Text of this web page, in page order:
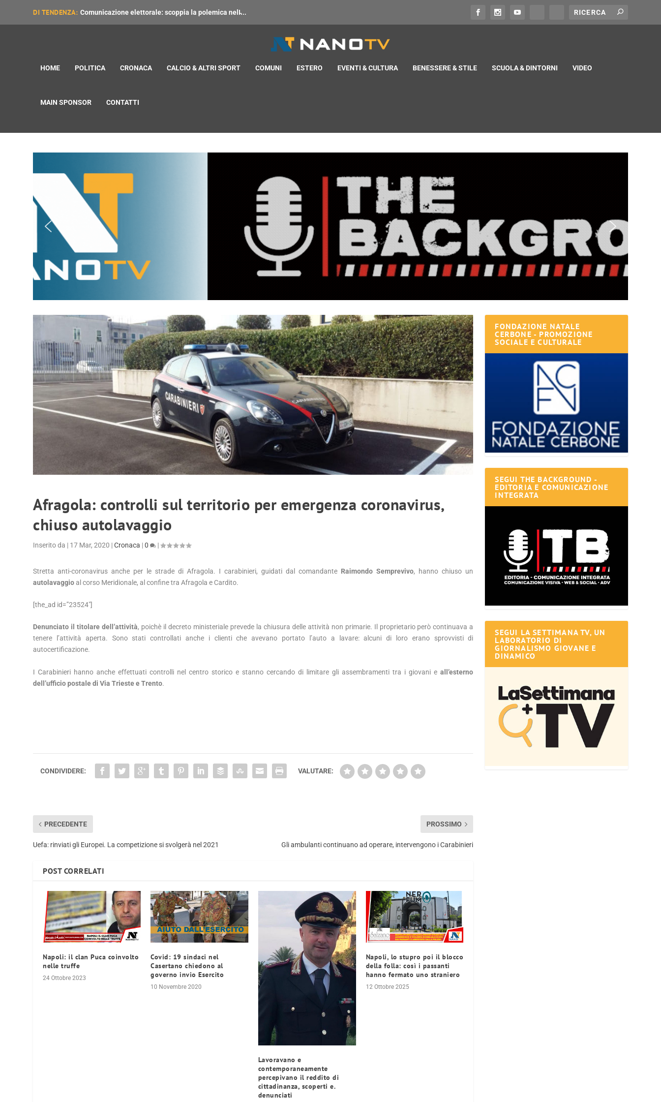
DI TENDENZA: Comunicazione elettorale: scoppia la polemica nell̵...
HOME POLITICA CRONACA CALCIO & ALTRI SPORT COMUNI ESTERO EVENTI & CULTURA BENESSERE & STILE SCUOLA & DINTORNI VIDEO
MAIN SPONSOR CONTATTI
Afragola: controlli sul territorio per emergenza coronavirus,
chiuso autolavaggio
Inserito da | 17 Mar, 2020 |Cronaca |0 |
Stretta anti-coronavirus anche per le strade di Afragola. I carabinieri, guidati dal comandante Raimondo Semprevivo, hanno chiuso un
autolavaggioal corso Meridionale, al confine tra Afragola e Cardito.
[the_ad id=”23524″]
Denunciato il titolare dell’attività, poichè il decreto ministeriale prevede la chiusura delle attività non primarie. Il proprietario però continuava a
tenere l’attività aperta. Sono stati controllati anche i clienti che avevano portato l’auto a lavare: alcuni di loro erano sprovvisti di
autocertificazione.
I Carabinieri hanno anche effettuati controlli nel centro storico e stanno cercando di limitare gli assembramenti tra i giovani eall’esterno
dell’ufficio postale di Via Trieste e Trento.
CONDIVIDERE: VALUTARE:
PRECEDENTE
Uefa: rinviati gli Europei. La competizione si svolgerà nel 2021
PROSSIMO
Gli ambulanti continuano ad operare, intervengono i Carabinieri
POST CORRELATI
Napoli: il clan Puca coinvolto
nelle truffe
24 Ottobre 2023
Covid: 19 sindaci nel
Casertano chiedono al
governo invio Esercito
10 Novembre 2020
Lavoravano e
contemporaneamente
percepivano il reddito di
cittadinanza, scoperti e.
denunciati
Napoli, lo stupro poi il blocco
della folla: così i passanti
hanno fermato uno straniero
12 Ottobre 2025
FONDAZIONE NATALE
CERBONE - PROMOZIONE
SOCIALE E CULTURALE
SEGUI THE BACKGROUND -
EDITORIA E COMUNICAZIONE
INTEGRATA
SEGUI LA SETTIMANA TV, UN
LABORATORIO DI
GIORNALISMO GIOVANE E
DINAMICO